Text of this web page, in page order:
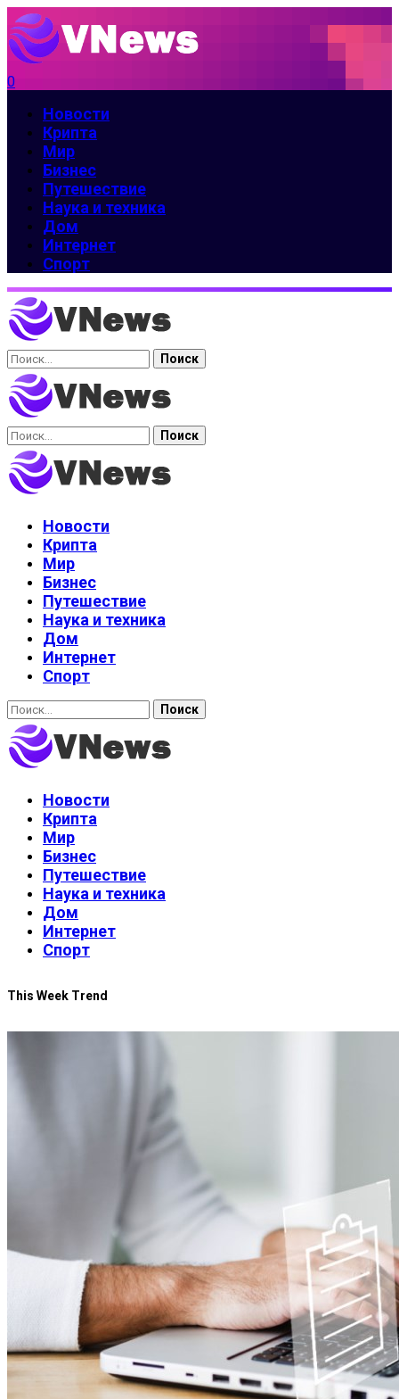
0
Новости
Крипта
Мир
Бизнес
Путешествие
Наука и техника
Дом
Интернет
Спорт
Найти:
Найти:
Новости
Крипта
Мир
Бизнес
Путешествие
Наука и техника
Дом
Интернет
Спорт
Найти:
Новости
Крипта
Мир
Бизнес
Путешествие
Наука и техника
Дом
Интернет
Спорт
This Week Trend